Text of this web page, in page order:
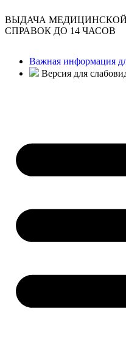
ВЫДАЧА
СПРАВОК ДО 14 ЧАСОВ
Важная информация
Версия для